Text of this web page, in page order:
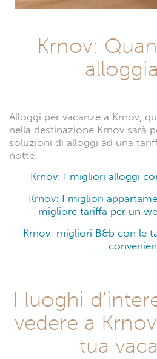
Krnov:
Alloggi per vacanze a Krnov,
nella destinazione Krnov sarà
soluzioni di alloggi ad una
notte.
Krnov: I migliori alloggi
Krnov: I migliori
migliore tariffa per un
Krnov: migliori B&b con le
I luoghi
vedere a
tua